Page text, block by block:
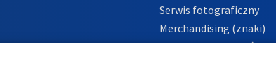
Serwis fotograficzny
Merchandising (znaki)
Polityka Prywatności